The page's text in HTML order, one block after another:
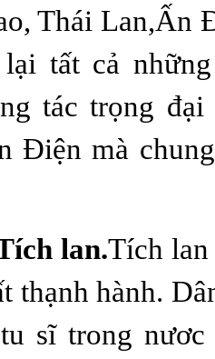
Thái
tất cả
tác trọng đại
Ðiện mà
lan.Tích
thạnh hành.
sĩ trong